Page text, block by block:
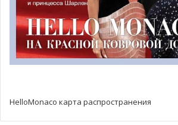
Отеле де Пари. 37 новогодних
за более чем 200 000 евро на
проходил под профессиональным
Жюльена Вансена Брюни,
HelloMonaco карта распространения